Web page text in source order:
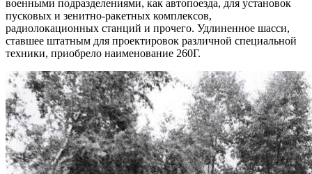
военными подразделениями, как автопоезда, для установок
пусковых и зенитно-ракетных комплексов,
радиолокационных станций и прочего. Удлиненное шасси,
ставшее штатным для проектировок различной специальной
техники, приобрело наименование 260Г.